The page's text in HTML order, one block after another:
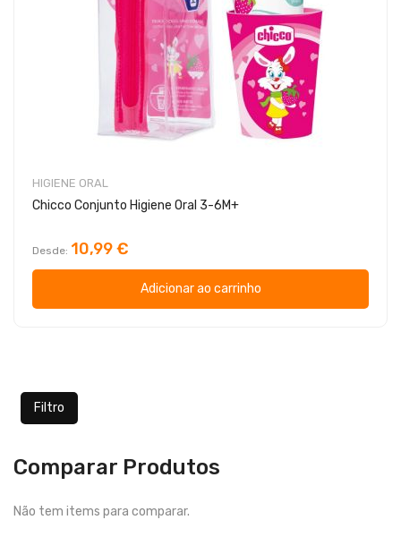
HIGIENE ORAL
Chicco Conjunto Higiene Oral 3-6M+
Desde 10,99 €
Adicionar ao carrinho
Filtro
Comparar Produtos
Não tem items para comparar.